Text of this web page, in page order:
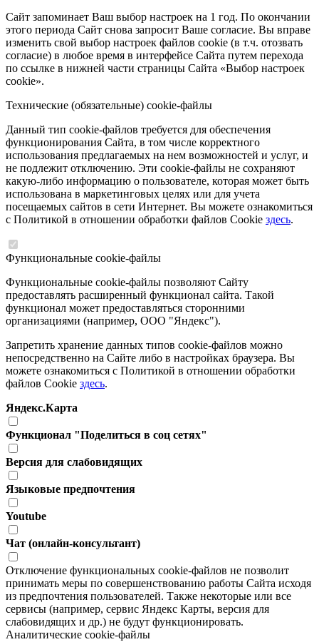
Сайт запоминает Ваш выбор настроек на 1 год. По окончании
этого периода Сайт снова запросит Ваше согласие. Вы вправе
изменить свой выбор настроек файлов cookie (в т.ч. отозвать
согласие) в любое время в интерфейсе Сайта путем перехода
по ссылке в нижней части страницы Сайта «Выбор настроек
cookie».
Технические (обязательные) cookie-файлы
Данный тип cookie-файлов требуется для обеспечения
функционирования Сайта, в том числе корректного
использования предлагаемых на нем возможностей и услуг, и
не подлежит отключению. Эти cookie-файлы не сохраняют
какую-либо информацию о пользователе, которая может быть
использована в маркетинговых целях или для учета
посещаемых сайтов в сети Интернет. Вы можете ознакомиться
с Политикой в отношении обработки файлов Cookie здесь.
Функциональные cookie-файлы
Функциональные cookie-файлы позволяют Сайту
предоставлять расширенный функционал сайта. Такой
функционал может предоставляться сторонними
организациями (например, ООО "Яндекс").
Запретить хранение данных типов cookie-файлов можно
непосредственно на Сайте либо в настройках браузера. Вы
можете ознакомиться с Политикой в отношении обработки
файлов Cookie здесь.
Яндекс.Карта
Функционал "Поделиться в соц сетях"
Версия для слабовидящих
Языковые предпочтения
Youtube
Чат (онлайн-консультант)
Отключение функциональных cookie-файлов не позволит
принимать меры по совершенствованию работы Сайта исходя
из предпочтения пользователей. Также некоторые или все
сервисы (например, сервис Яндекс Карты, версия для
слабовидящих и др.) не будут функционировать.
Аналитические cookie-файлы